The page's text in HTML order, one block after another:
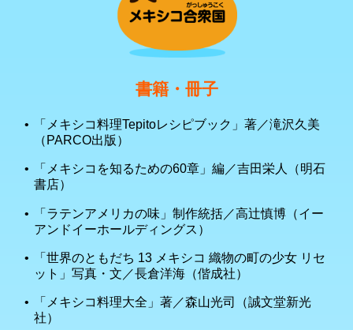
書籍・冊子
「メキシコ料理Tepitoレシピブック」著／滝沢久美
（PARCO出版）
「メキシコを知るための60章」編／吉田栄人（明石
書店）
「ラテンアメリカの味」制作統括／高辻慎博（イー
アンドイーホールディングス）
「世界のともだち 13 メキシコ 織物の町の少女 リセ
ット」写真・文／長倉洋海（偕成社）
「メキシコ料理大全」著／森山光司（誠文堂新光
社）